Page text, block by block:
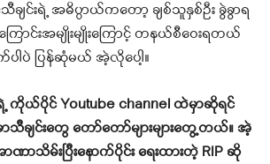
သီချင်းရဲ့ အဓိပ္ပာယ်ကတော့ ချစ်သူနှစ်ဦး ခွဲခွာရ
ြောင်းအမျိုးမျိုးကြောင့် တနယ်စီဝေးရတယ်
ပဲ ပြန်ဆုံမယ် အဲ့လိုပေါ့။
ကိုယ်ပိုင် Youtube channel ထဲမှာဆိုရင်
ာသီချင်းတွေ တော်တော်များများတွေ့တယ်။ အဲ့
ဏာသိမ်းပြီးနောက်ပိုင်း ရေးထားတဲ့ RIPဆို